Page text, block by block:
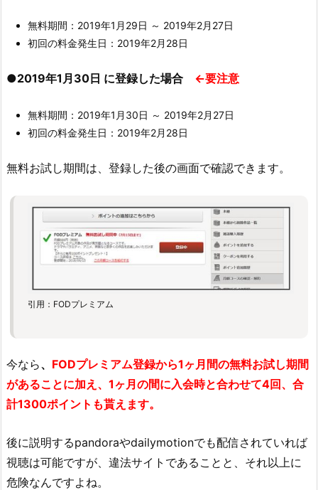
無料期間：2019年1月29日 ～ 2019年2月27日
初回の料金発生日：2019年2月28日
●2019年1月30日 に登録した場合 ←要注意
無料期間：2019年1月30日 ～ 2019年2月27日
初回の料金発生日：2019年2月28日
無料お試し期間は、登録した後の画面で確認できます。
引用：FODプレミアム
今なら、 FODプレミアム登録から1ヶ月間の無料お試し期間
があることに加え、1ヶ月の間に入会時と合わせて4回、合
計1300ポイントも貰えます。
後に説明するpandoraやdailymotionでも配信されていれば
視聴は可能ですが、違法サイトであることと、それ以上に
危険なんですよね。